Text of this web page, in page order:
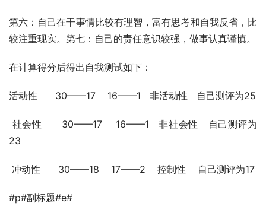
第六：自己在干事情比较有理智，富有思考和自我反省，比
在计算得分后得出自我测试如下：
活动性      30——17    16——1   非活动性   自己测评为25
社会性      30——17    16——1   非社会性   自己测评为
23
冲动性      30——18    17——2    控制性    自己测评为17
#p#副标题#e#